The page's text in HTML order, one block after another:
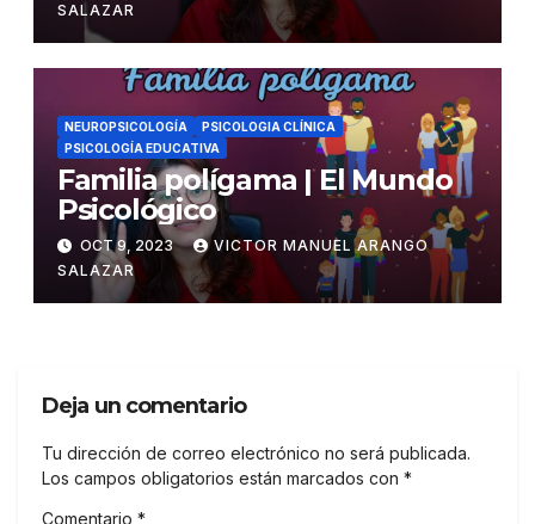
SALAZAR
NEUROPSICOLOGÍA
PSICOLOGIA CLÍNICA
PSICOLOGÍA EDUCATIVA
Familia polígama | El Mundo
Psicológico
OCT 9, 2023
VICTOR MANUEL ARANGO
SALAZAR
Deja un comentario
Tu dirección de correo electrónico no será publicada.
Los campos obligatorios están marcados con *
Comentario *